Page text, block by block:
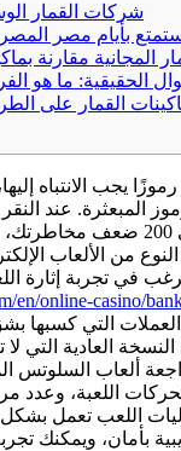
شركات القمار
بأيام مصر
المجانية مقارنة
الحقيقية: ما هو
القمار على
يجب الانتباه
المبعثرة. عند
الرموز، ستحصل على 200
من الألعاب
في تجربة إثارة
en/online-casino/
التي كسبها
العادية التي
ألعاب السلوتس
اللعبة، وعدد
اللعب تعمل